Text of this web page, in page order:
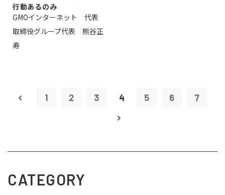
行動あるのみ
GMOインターネット 代表
取締役グループ代表 熊谷正
寿
1 2 3 4 5 6 7
CATEGORY